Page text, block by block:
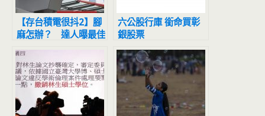
【存台積電很抖2】腳
麻怎辦？ 達人曝最佳
進場價位還點名5檔好
股安心存
六公股行庫 銜命買彰
銀股票